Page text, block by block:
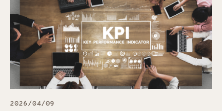
2026/04/09